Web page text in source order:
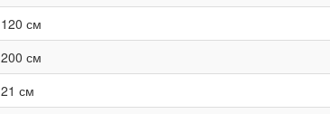
120 см
200 см
21 см